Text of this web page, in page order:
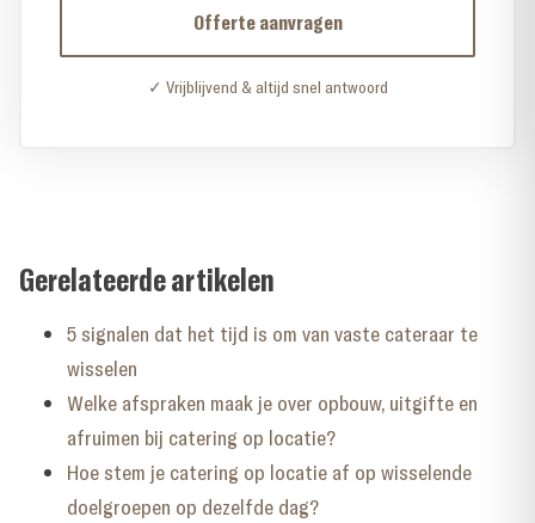
Offerte aanvragen
✓ Vrijblijvend & altijd snel antwoord
Gerelateerde artikelen
5 signalen dat het tijd is om van vaste cateraar te
wisselen
Welke afspraken maak je over opbouw, uitgifte en
afruimen bij catering op locatie?
Hoe stem je catering op locatie af op wisselende
doelgroepen op dezelfde dag?